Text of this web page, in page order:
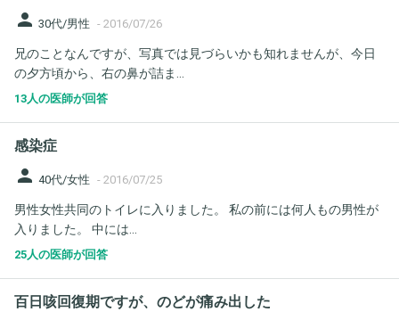
person 30代/男性 - 2016/07/26
兄のことなんですが、写真では見づらいかも知れませんが、今日
の夕方頃から、右の鼻が詰ま...
13人の医師が回答
感染症
person 40代/女性 - 2016/07/25
男性女性共同のトイレに入りました。 私の前には何人もの男性が
入りました。 中には...
25人の医師が回答
百日咳回復期ですが、のどが痛み出した